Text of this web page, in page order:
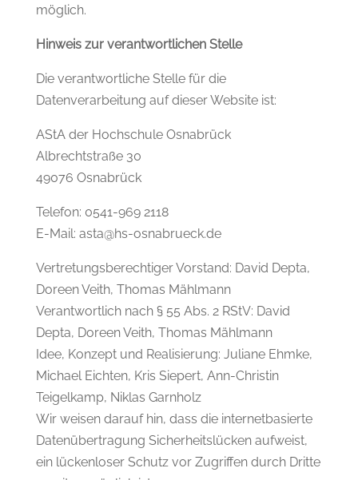
möglich.
Hinweis zur verantwortlichen Stelle
Die verantwortliche Stelle für die
Datenverarbeitung auf dieser Website ist:
AStA der Hochschule Osnabrück
Albrechtstraße 30
49076 Osnabrück
Telefon: 0541-969 2118
E-Mail: asta@hs-osnabrueck.de
Vertretungsberechtiger Vorstand: David Depta,
Doreen Veith, Thomas Mählmann
Verantwortlich nach § 55 Abs. 2 RStV: David
Depta, Doreen Veith, Thomas Mählmann
Idee, Konzept und Realisierung: Juliane Ehmke,
Michael Eichten, Kris Siepert, Ann-Christin
Teigelkamp, Niklas Garnholz
Wir weisen darauf hin, dass die internetbasierte
Datenübertragung Sicherheitslücken aufweist,
ein lückenloser Schutz vor Zugriffen durch Dritte